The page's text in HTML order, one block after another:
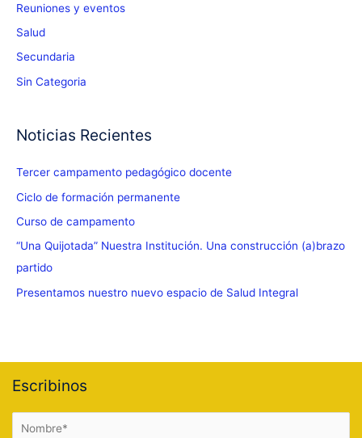
Reuniones y eventos
Salud
Secundaria
Sin Categoria
Noticias Recientes
Tercer campamento pedagógico docente
Ciclo de formación permanente
Curso de campamento
“Una Quijotada” Nuestra Institución. Una construcción (a)brazo
partido
Presentamos nuestro nuevo espacio de Salud Integral
Escribinos